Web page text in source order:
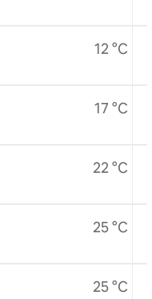
12 °C
17 °C
22 °C
25 °C
25 °C